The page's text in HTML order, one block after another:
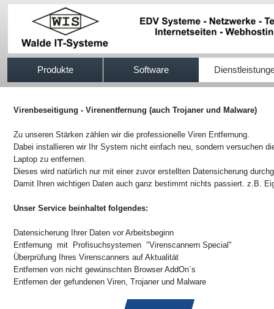
Produkte Software
Virenbeseitigung - Virenentfernung (auch Trojaner und Malware)
Zu unseren Stärken zählen wir die professionelle Viren Entfernung.
Dabei installieren wir Ihr System nicht einfach neu, sondern versuchen
Laptop zu entfernen.
Dieses wird natürlich nur mit einer zuvor erstellten Datensicherung
Damit Ihren wichtigen Daten auch ganz bestimmt nichts passiert. z.B.
Unser Service beinhaltet folgendes:
Datensicherung Ihrer Daten vor Arbeitsbeginn
Entfernung mit Profisuchsystemen "Virenscannern Special"
Überprüfung Ihres Virenscanners auf Aktualität
Entfernen von nicht gewünschten Browser AddOn´s
Entfernen der gefundenen Viren, Trojaner und Malware